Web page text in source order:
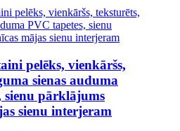
pelēks, vienkāršs,
sienas auduma
sienu pārklājums
sienu interjeram